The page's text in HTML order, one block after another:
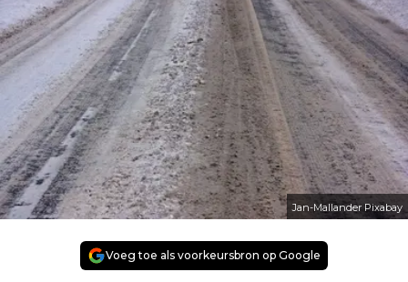
Jan-Mallander Pixabay
Voeg toe als voorkeursbron op Google